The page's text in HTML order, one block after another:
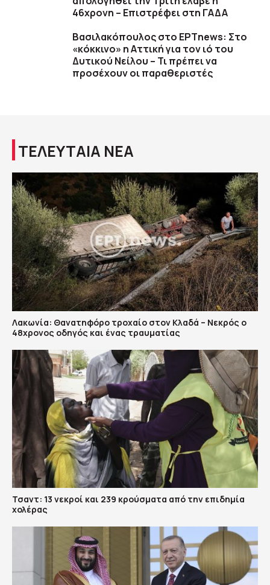
46χρονη – Επιστρέφει στη ΓΑΔΑ
Βασιλακόπουλος στο ΕΡΤnews: Στο
«κόκκινο» η Αττική για τον ιό του
Δυτικού Νείλου – Τι πρέπει να
προσέχουν οι παραθεριστές
ΤΕΛΕΥΤΑΙΑ ΝΕΑ
Λακωνία: Θανατηφόρο τροχαίο στον Κλαδά – Νεκρός ο
48χρονος οδηγός και ένας τραυματίας
Τσαντ: 13 νεκροί και 239 κρούσματα από την επιδημία
χολέρας